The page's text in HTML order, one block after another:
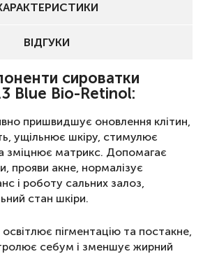
ВІДГУКИ
сироватки
Blue Bio-Retinol:
пришвидшує оновлення клітин,
ущільнює шкіру, стимулює
зміцнює матрикс. Допомагає
прояви акне, нормалізує
і роботу сальних залоз,
стан шкіри.
пігментацію та постакне,
себум і зменшує жирний